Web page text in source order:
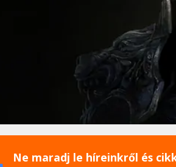
Ne maradj le híreinkről és